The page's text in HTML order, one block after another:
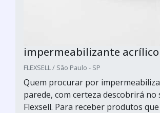
impermeabilizante
FLEXSELL / São Paulo - SP
Quem procurar por
parede, com certeza descobrirá no
Flexsell. Para receber produtos